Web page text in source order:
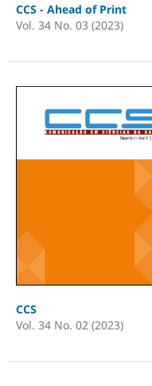
CCS - Ahead of Print
Vol. 34 No. 03 (2023)
CCS
Vol. 34 No. 02 (2023)